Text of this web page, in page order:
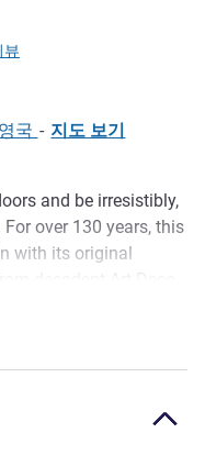
뷰
국 - 지도 보기
and be irresistibly,
over 130 years, this
with its original
river views, offers a
the River Thames,
London has to